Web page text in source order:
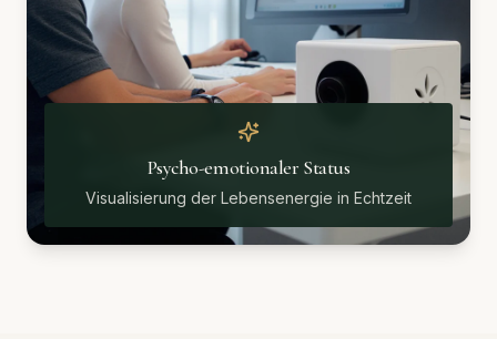
Psycho-emotionaler Status
Visualisierung der Lebensenergie in Echtzeit